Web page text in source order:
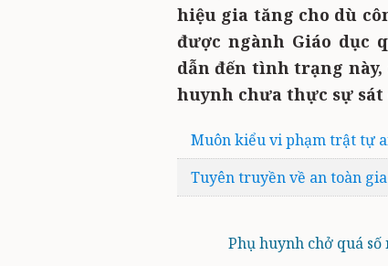
hiệu gia tăng cho dù
được ngành Giáo dục
dẫn đến tình trạng
huynh chưa thực sự
Muôn kiểu vi phạm trật tự
Tuyên truyền về an toàn
Phụ huynh chở quá